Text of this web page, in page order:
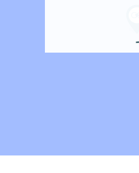
Nos adresses en